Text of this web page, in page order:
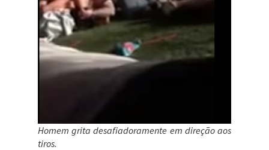
Homem grita desafiadoramente em direção aos
tiros.